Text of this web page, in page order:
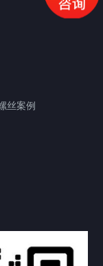
丝案例